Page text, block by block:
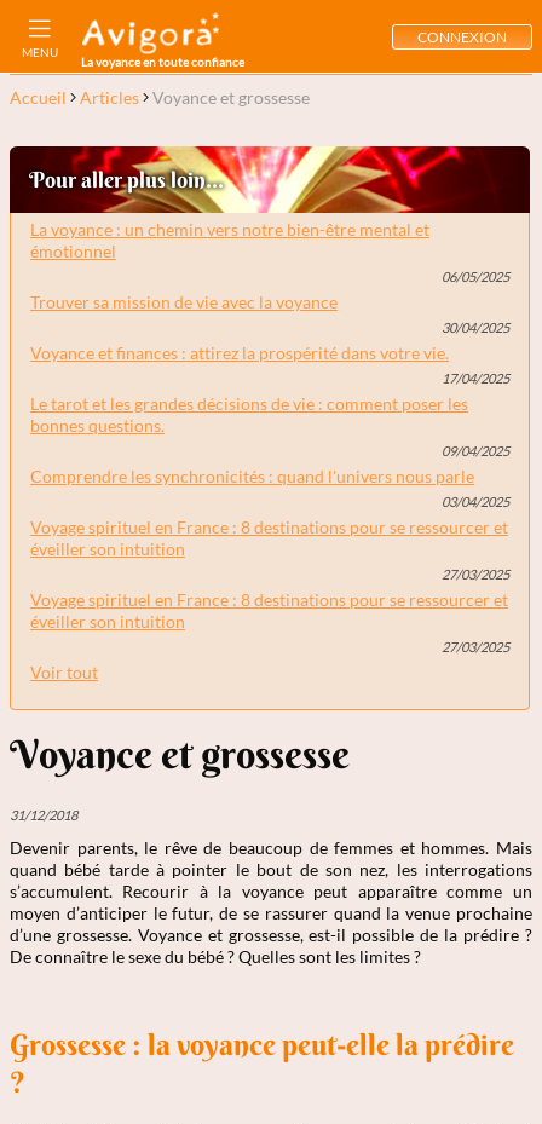
MENU
La voyance en toute confiance
CONNEXION
Accueil Articles Voyance et grossesse
Pour aller plus loin...
La voyance : un chemin vers notre bien-être mental et
émotionnel
06/05/2025
Trouver sa mission de vie avec la voyance
30/04/2025
Voyance et finances : attirez la prospérité dans votre vie.
17/04/2025
Le tarot et les grandes décisions de vie : comment poser les
bonnes questions.
09/04/2025
Comprendre les synchronicités : quand l'univers nous parle
03/04/2025
Voyage spirituel en France : 8 destinations pour se ressourcer et
éveiller son intuition
27/03/2025
Voyage spirituel en France : 8 destinations pour se ressourcer et
éveiller son intuition
27/03/2025
Voir tout
Voyance et grossesse
31/12/2018
Devenir parents, le rêve de beaucoup de femmes et hommes. Mais
quand bébé tarde à pointer le bout de son nez, les interrogations
s’accumulent. Recourir à la voyance peut apparaître comme un
moyen d’anticiper le futur, de se rassurer quand la venue prochaine
d’une grossesse. Voyance et grossesse, est-il possible de la prédire ?
De connaître le sexe du bébé ? Quelles sont les limites ?
Grossesse : la voyance peut-elle la prédire
?